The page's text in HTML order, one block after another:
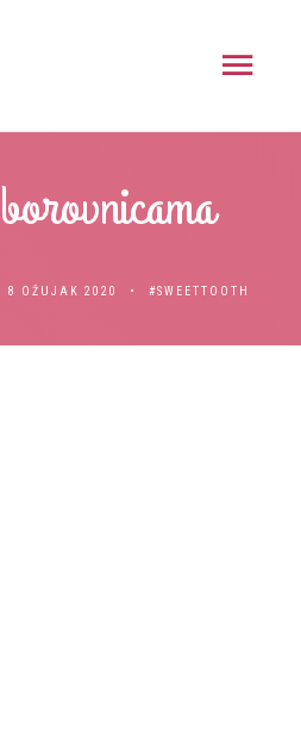
8 OŽUJAK 2020 #SWEETTOOTH